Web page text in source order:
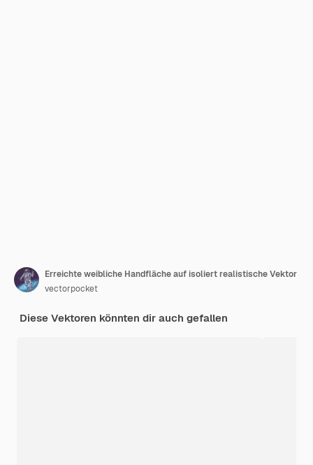
Erreichte weibliche Handfläche auf isoliert realistische Vektor
vectorpocket
Diese Vektoren könnten dir auch gefallen